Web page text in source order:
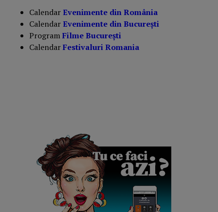
CalendarEvenimente din România
CalendarEvenimente din București
ProgramFilme București
CalendarFestivaluri Romania